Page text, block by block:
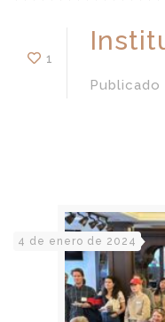
1
Publicado
4 de enero de 2024